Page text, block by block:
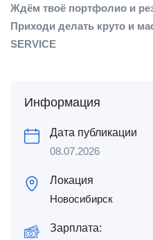
Ждём твоё портфолио и
Приходи делать круто и
SERVICE
Информация
Дата публикации
08.07.2026
Локация
Новосибирск
Зарплата: